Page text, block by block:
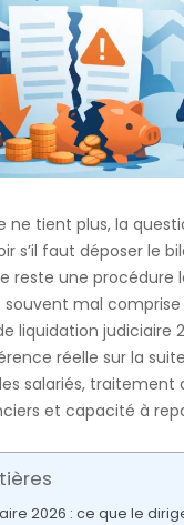
ne tient plus, la
s’il faut déposer le
reste une procédure
mal comprise
liquidation judiciaire
réelle sur la
salariés, traitement
et capacité à
2026 : ce que le